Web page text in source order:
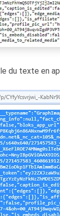
du texte en